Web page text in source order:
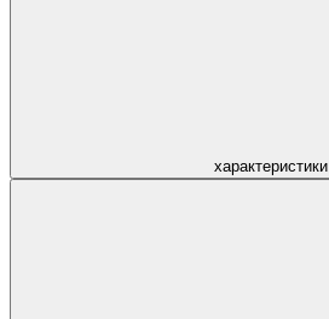
характеристики